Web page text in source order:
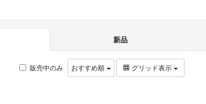
新品
販売中のみ おすすめ順 グリッド表示